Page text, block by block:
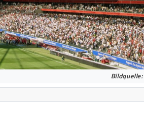
Bildquelle: